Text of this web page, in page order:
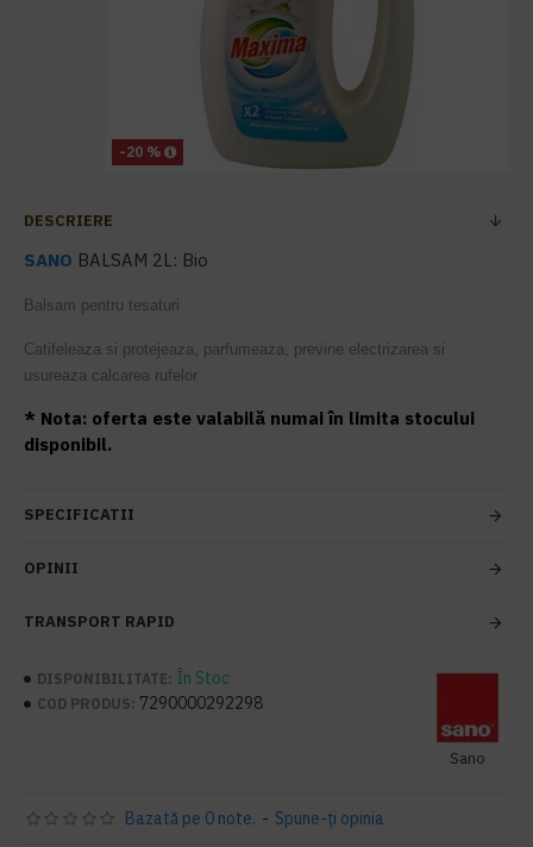
-20 %
DESCRIERE
SANO BALSAM 2L: Bio
Balsam pentru tesaturi
Catifeleaza si protejeaza, parfumeaza, previne electrizarea si
usureaza calcarea rufelor
* Nota: oferta este valabilă numai în limita stocului
disponibil.
SPECIFICATII
OPINII
TRANSPORT RAPID
DISPONIBILITATE: În Stoc
COD PRODUS: 7290000292298
Sano
Bazată pe 0 note. - Spune-ţi opinia